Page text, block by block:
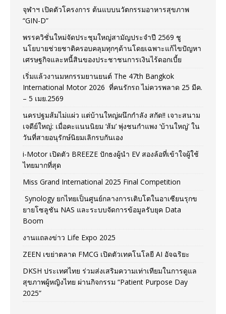
จุฬาฯ เปิดตัวโครงการ ต้นแบบนวัตกรรมอาหารสุขภาพ
“GIN-D”
พรรควิชั่นใหม่จัดประชุมใหญ่สามัญประจำปี 2569 ชู
นโยบายช่วยชาติครอบคลุมทุกๆด้านโดยเฉพาะแก้ไขปัญหา
เศรษฐกิจและหนี้สินของประชาชนการเงินไร้ดอกเบี้ย
เริ่มแล้วงานมหกรรมยานยนต์ The 47th Bangkok
International Motor 2026 ที่คนรักรถ ไม่ควรพลาด 25 มีค.
– 5 เมย.2569
นครปฐมส้มไม่แผ่ว แต่บ้านใหญ่ผนึกกำลัง สกัด!! เจาะสนาม
เจดีย์ใหญ่: เมื่อคะแนนนิยม ‘ส้ม’ พุ่งชนกำแพง ‘บ้านใหญ่’ ใน
วันที่สายอนุรักษ์นิยมเลิกรบกันเอง
i-Motor เปิดตัว BREEZE ปักธงผู้นำ EV สองล้อที่เข้าใจผู้ใช้
ไทยมากที่สุด
Miss Grand International 2025 Final Competition
Synology ยกไทยเป็นศูนย์กลางการเติบโตในอาเซียนรุกข
ยายโซลูชัน NAS และระบบจัดการข้อมูลรับยุค Data
Boom
งานแถลงข่าว Life Expo 2025
ZEEN เขย่าตลาด FMCG เปิดตัวเทคโนโลยี AI อัจฉริยะ
DKSH ประเทศไทย ร่วมส่งเสริมความเท่าเทียมในการดูแล
สุขภาพผู้หญิงไทย ผ่านกิจกรรม “Patient Purpose Day
2025”